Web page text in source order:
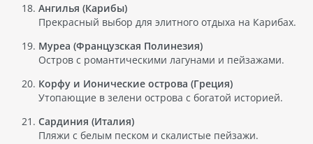
Ангилья (Карибы)
Прекрасный выбор для элитного отдыха на Карибах.
Муреа (Французская Полинезия)
Остров с романтическими лагунами и пейзажами.
Корфу и Ионические острова (Греция)
Утопающие в зелени острова с богатой историей.
Сардиния (Италия)
Пляжи с белым песком и скалистые пейзажи.